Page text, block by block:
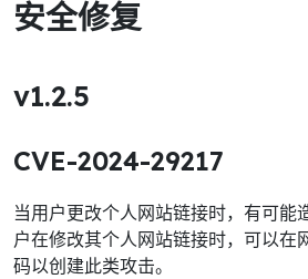
安全修复
v1.2.5
CVE-2024-29217
当用户更改个人网站链接时，有可能
户在修改其个人网站链接时，可以在
码以创建此类攻击。